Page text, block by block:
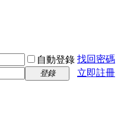
自動登錄 找回密碼
登錄 立即註冊